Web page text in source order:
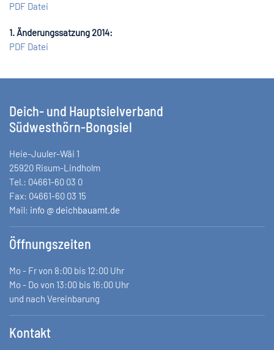
PDF Datei
1. Änderungssatzung 2014:
PDF Datei
Deich- und Hauptsielverband
Südwesthörn-Bongsiel
Heie-Juuler-Wäi 1
25920 Risum-Lindholm
Tel.: 04661-60 03 0
Fax: 04661-60 03 15
Mail: info @ deichbauamt.de
Öffnungszeiten
Mo - Fr von 8:00 bis 12:00 Uhr
Mo - Do von 13:00 bis 16:00 Uhr
und nach Vereinbarung
Kontakt